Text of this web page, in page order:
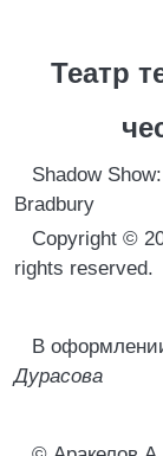
Театр
Shadow
Bradbury
Copyright ©
rights reserved.
В
Дурасова